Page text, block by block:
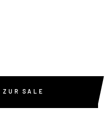
ZUR SALE